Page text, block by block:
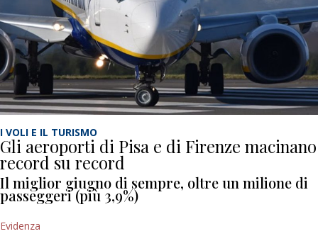
I VOLI E IL TURISMO
Gli aeroporti di Pisa e di Firenze macinano
record su record
Il miglior giugno di sempre, oltre un milione di
passeggeri (più 3,9%)
Evidenza